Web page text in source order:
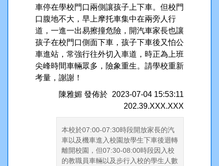
車停在學校門口兩側讓孩子上下車。但校門
口腹地不大，早上摩托車集中在兩旁人行
道，一進一出易擦撞危險，開汽車家長也讓
孩子在校門口側面下車，孩子下車後又怕公
車進站，常強行往外切入車道，時正為上班
尖峰時間車輛眾多，險象重生。請學校重新
考量，謝謝！
陳雅媚 發佈於 2023-07-04 15:53:11
202.39.XXX.XXX
本校於07:00-07:30時段開放家長的汽
車以及機車進入校園放學生下車後迴轉
離開校園，但07:30-08:00時段因入校
的教職員車輛以及步行入校的學生人數